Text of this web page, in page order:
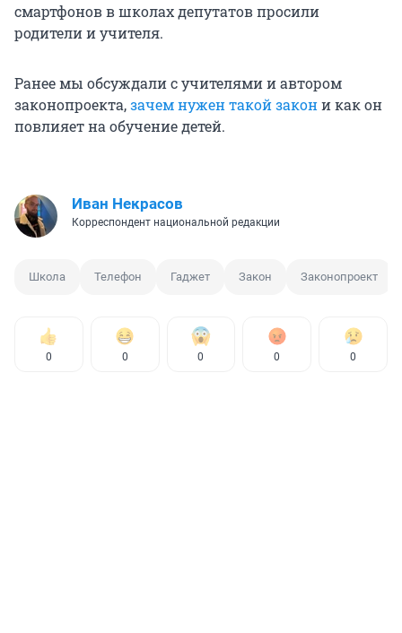
смартфонов в школах депутатов просили
родители и учителя.
Ранее мы обсуждали с учителями и автором
законопроекта,зачем нужен такой закони как он
повлияет на обучение детей.
Иван Некрасов
Корреспондент национальной редакции
Школа Телефон Гаджет Закон Законопроект
0 0 0 0 0